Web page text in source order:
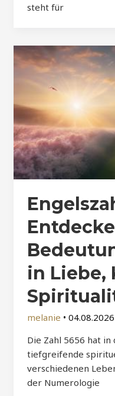
steht für
in Liebe,
melanie • 04.08.2026
Die Zahl 5656 hat
tiefgreifende
verschiedenen
der Numerologie